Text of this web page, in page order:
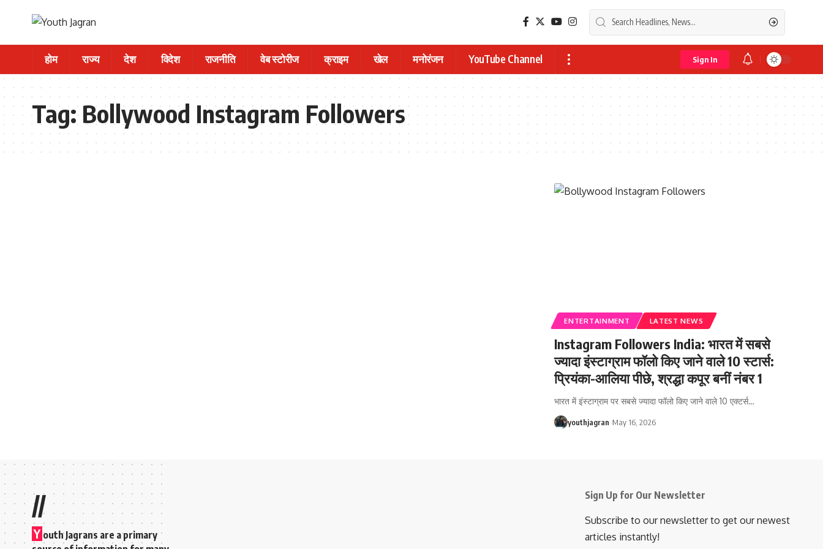
होम राज्य देश विदेश राजनीति वेब स्टोरीज क्राइम खेल मनोरंजन YouTube Channel Sign In
Tag:Bollywood Instagram Followers
ENTERTAINMENT LATEST NEWS
Instagram Followers India: भारत में सबसे
ज्यादा इंस्टाग्राम फॉलो किए जाने वाले 10 स्टार्स:
प्रियंका-आलिया पीछे, श्रद्धा कपूर बनीं नंबर 1
भारत में इंस्टाग्राम पर सबसे ज्यादा फॉलो किए जाने वाले 10 एक्टर्स…
youthjagran May 16, 2026
//
Y outh Jagrans are a primary
Sign Up for Our Newsletter
Subscribe to our newsletter to get our newest
articles instantly!